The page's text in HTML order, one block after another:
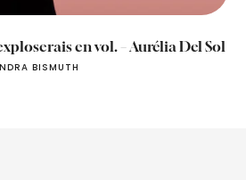
en vol. – Aurélia Del Sol
BISMUTH